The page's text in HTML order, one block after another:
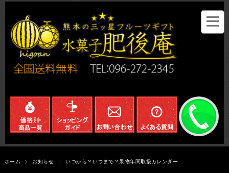
ホーム お知らせ いつから？いつまで？果物年間取扱カレンダー